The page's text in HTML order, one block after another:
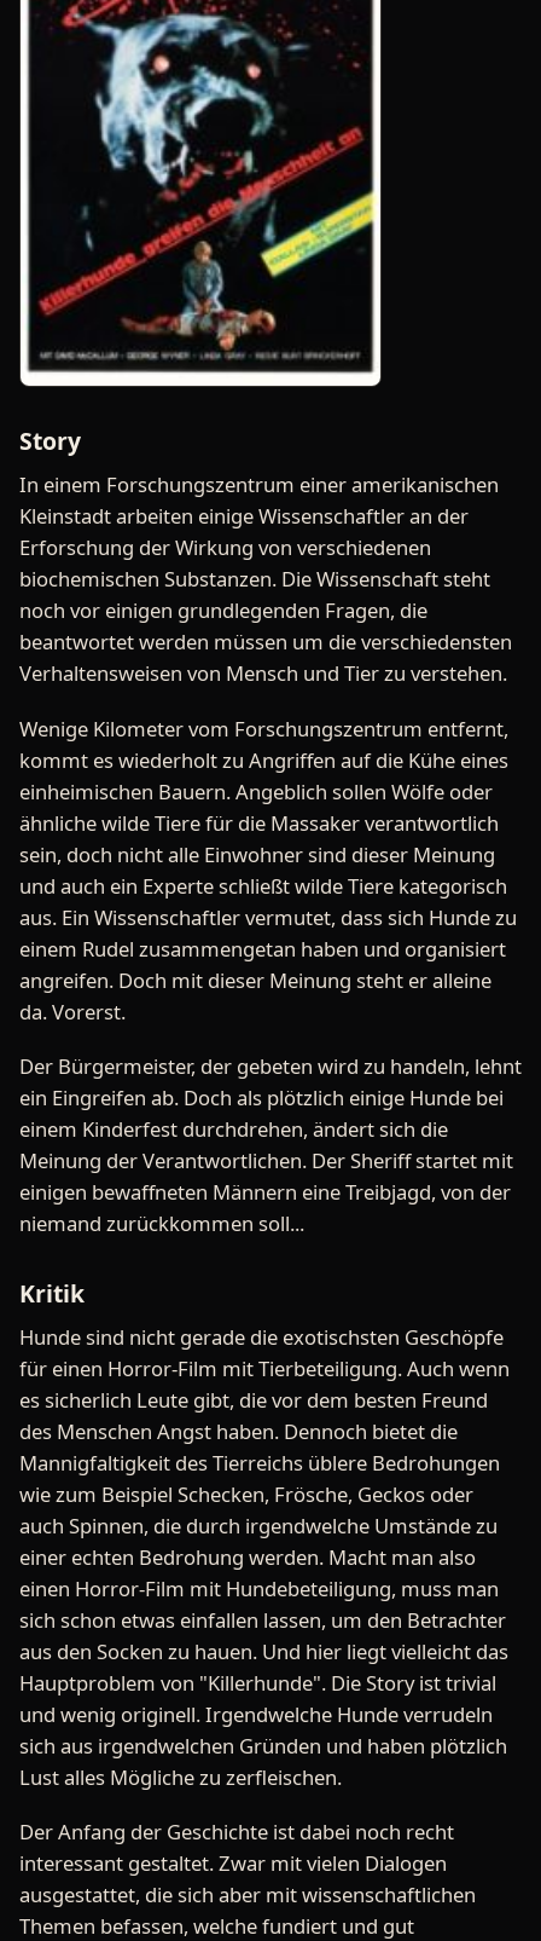
Story
In einem Forschungszentrum einer amerikanischen
Kleinstadt arbeiten einige Wissenschaftler an der
Erforschung der Wirkung von verschiedenen
biochemischen Substanzen. Die Wissenschaft steht
noch vor einigen grundlegenden Fragen, die
beantwortet werden müssen um die verschiedensten
Verhaltensweisen von Mensch und Tier zu verstehen.
Wenige Kilometer vom Forschungszentrum entfernt,
kommt es wiederholt zu Angriffen auf die Kühe eines
einheimischen Bauern. Angeblich sollen Wölfe oder
ähnliche wilde Tiere für die Massaker verantwortlich
sein, doch nicht alle Einwohner sind dieser Meinung
und auch ein Experte schließt wilde Tiere kategorisch
aus. Ein Wissenschaftler vermutet, dass sich Hunde zu
einem Rudel zusammengetan haben und organisiert
angreifen. Doch mit dieser Meinung steht er alleine
da. Vorerst.
Der Bürgermeister, der gebeten wird zu handeln, lehnt
ein Eingreifen ab. Doch als plötzlich einige Hunde bei
einem Kinderfest durchdrehen, ändert sich die
Meinung der Verantwortlichen. Der Sheriff startet mit
einigen bewaffneten Männern eine Treibjagd, von der
niemand zurückkommen soll...
Kritik
Hunde sind nicht gerade die exotischsten Geschöpfe
für einen Horror-Film mit Tierbeteiligung. Auch wenn
es sicherlich Leute gibt, die vor dem besten Freund
des Menschen Angst haben. Dennoch bietet die
Mannigfaltigkeit des Tierreichs üblere Bedrohungen
wie zum Beispiel Schecken, Frösche, Geckos oder
auch Spinnen, die durch irgendwelche Umstände zu
einer echten Bedrohung werden. Macht man also
einen Horror-Film mit Hundebeteiligung, muss man
sich schon etwas einfallen lassen, um den Betrachter
aus den Socken zu hauen. Und hier liegt vielleicht das
Hauptproblem von "Killerhunde". Die Story ist trivial
und wenig originell. Irgendwelche Hunde verrudeln
sich aus irgendwelchen Gründen und haben plötzlich
Lust alles Mögliche zu zerfleischen.
Der Anfang der Geschichte ist dabei noch recht
interessant gestaltet. Zwar mit vielen Dialogen
ausgestattet, die sich aber mit wissenschaftlichen
Themen befassen, welche fundiert und gut